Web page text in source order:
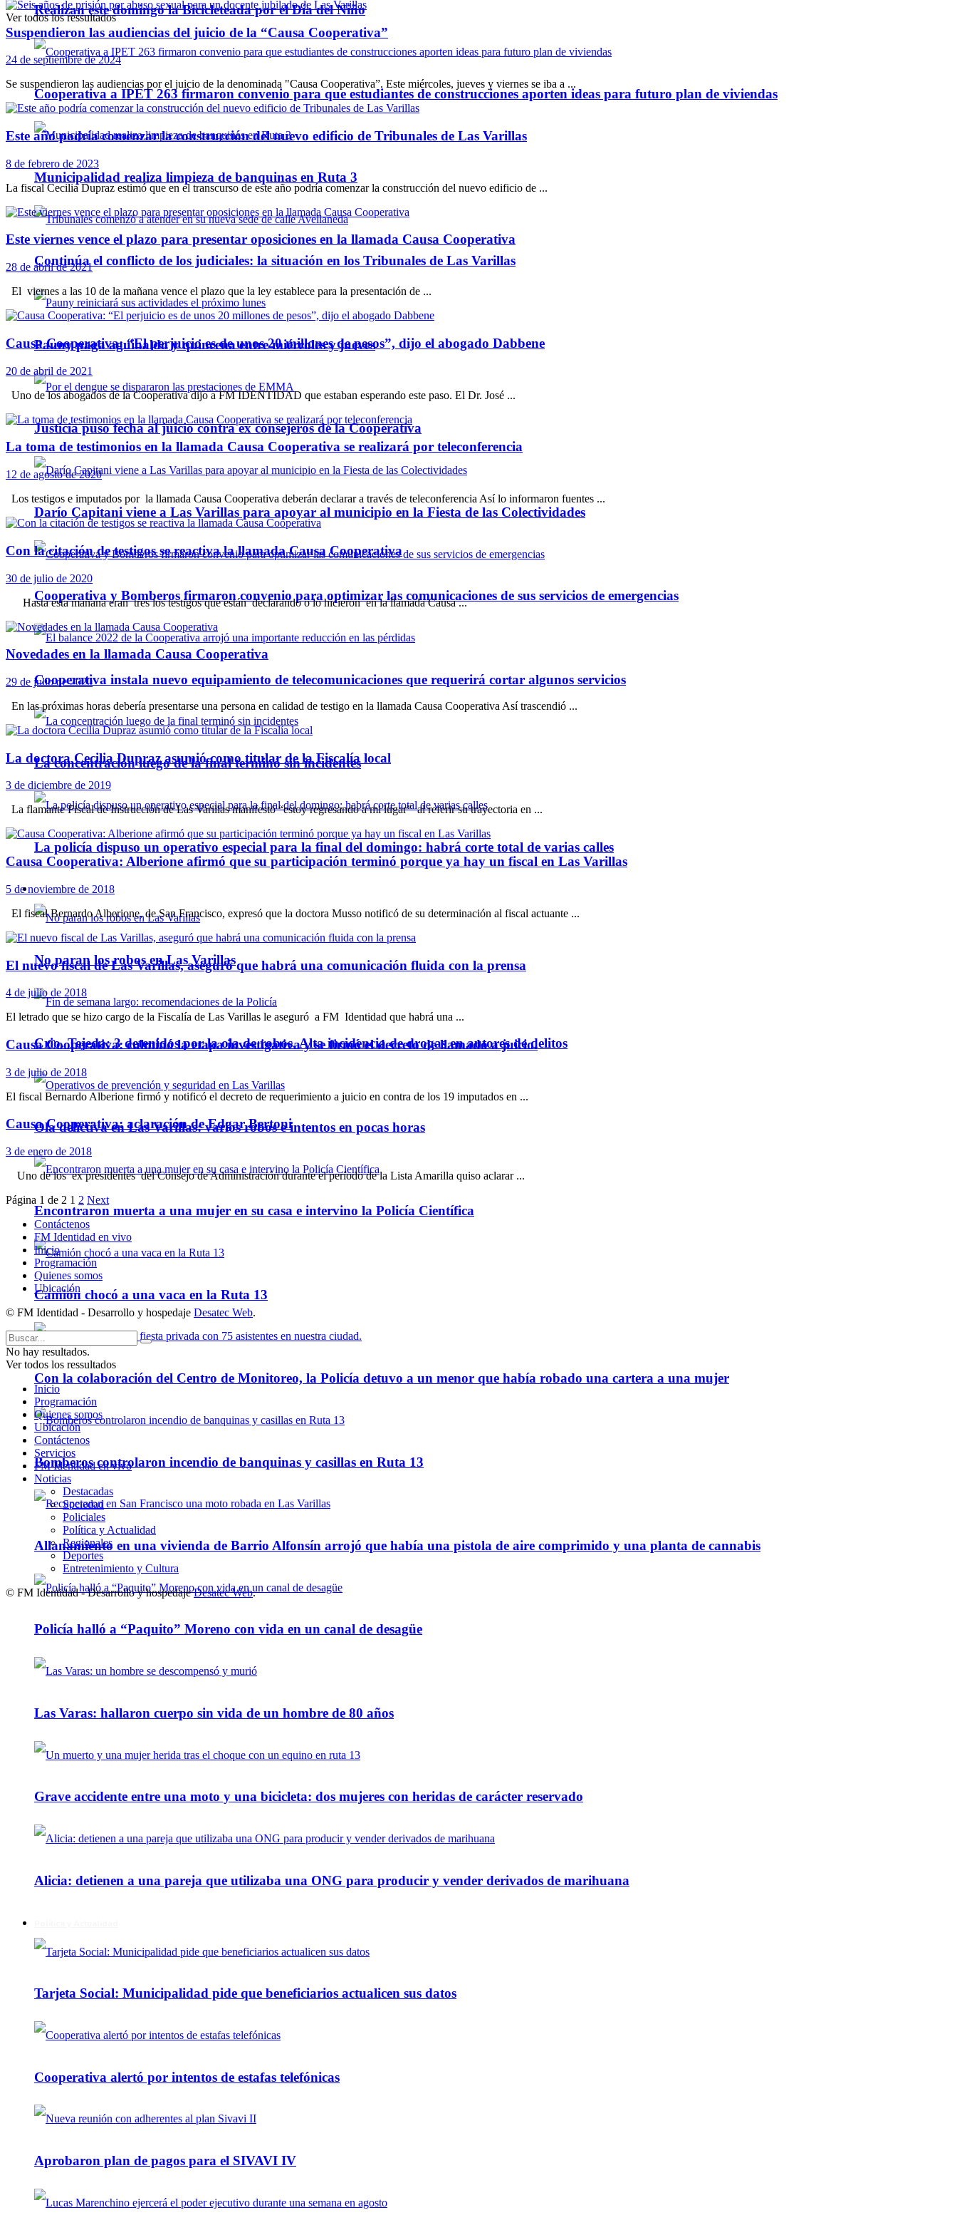
Realizan este domingo la Bicicleteada por el Día del Niño
Cooperativa a IPET 263 firmaron convenio para que estudiantes de construcciones aporten ideas para futuro plan de viviendas
Municipalidad realiza limpieza de banquinas en Ruta 3
Continúa el conflicto de los judiciales: la situación en los Tribunales de Las Varillas
Pauny paga aguinaldo y quincena entre miércoles y jueves
Justicia puso fecha al juicio contra ex consejeros de la Cooperativa
Darío Capitani viene a Las Varillas para apoyar al municipio en la Fiesta de las Colectividades
Cooperativa y Bomberos firmaron convenio para optimizar las comunicaciones de sus servicios de emergencias
Cooperativa instala nuevo equipamiento de telecomunicaciones que requerirá cortar algunos servicios
La concentración luego de la final terminó sin incidentes
La policía dispuso un operativo especial para la final del domingo: habrá corte total de varias calles
Policiales
No paran los robos en Las Varillas
Crio. Tejeda: 3 detenidos por la ola de robos. Alta incidencia de drogas en autores de delitos
Ola delictiva en Las Varillas: varios robos e intentos en pocas horas
Encontraron muerta a una mujer en su casa e intervino la Policía Científica
Camión chocó a una vaca en la Ruta 13
Con la colaboración del Centro de Monitoreo, la Policía detuvo a un menor que había robado una cartera a una mujer
Bomberos controlaron incendio de banquinas y casillas en Ruta 13
Allanamiento en una vivienda de Barrio Alfonsín arrojó que había una pistola de aire comprimido y una planta de cannabis
Policía halló a “Paquito” Moreno con vida en un canal de desagüe
Las Varas: hallaron cuerpo sin vida de un hombre de 80 años
Grave accidente entre una moto y una bicicleta: dos mujeres con heridas de carácter reservado
Alicia: detienen a una pareja que utilizaba una ONG para producir y vender derivados de marihuana
Tarjeta Social: Municipalidad pide que beneficiarios actualicen sus datos
Cooperativa alertó por intentos de estafas telefónicas
Aprobaron plan de pagos para el SIVAVI IV
Ver todos los ressultados
Suspendieron las audiencias del juicio de la “Causa Cooperativa”
24 de septiembre de 2024
Se suspendieron las audiencias por el juicio de la denominada "Causa Cooperativa”. Este miércoles, jueves y viernes se iba a ...
Este año podría comenzar la construcción del nuevo edificio de Tribunales de Las Varillas
8 de febrero de 2023
La fiscal Cecilia Dupraz estimó que en el transcurso de este año podría comenzar la construcción del nuevo edificio de ...
Este viernes vence el plazo para presentar oposiciones en la llamada Causa Cooperativa
28 de abril de 2021
El viernes a las 10 de la mañana vence el plazo que la ley establece para la presentación de ...
Causa Cooperativa: “El perjuicio es de unos 20 millones de pesos”, dijo el abogado Dabbene
20 de abril de 2021
Uno de los abogados de la Cooperativa dijo a FM IDENTIDAD que estaban esperando este paso. El Dr. José ...
La toma de testimonios en la llamada Causa Cooperativa se realizará por teleconferencia
12 de agosto de 2020
Los testigos e imputados por la llamada Causa Cooperativa deberán declarar a través de teleconferencia Así lo informaron fuentes ...
Con la citación de testigos se reactiva la llamada Causa Cooperativa
30 de julio de 2020
Hasta esta mañana eran tres los testigos que están declarando o lo hicieron en la llamada Causa ...
Novedades en la llamada Causa Cooperativa
29 de julio de 2020
En las próximas horas debería presentarse una persona en calidad de testigo en la llamada Causa Cooperativa Así trascendió ...
La doctora Cecilia Dupraz asumió como titular de la Fiscalía local
3 de diciembre de 2019
La flamante Fiscal de Instrucción de Las Varillas manifestó “estoy regresando a mi lugar” al referir su trayectoria en ...
Causa Cooperativa: Alberione afirmó que su participación terminó porque ya hay un fiscal en Las Varillas
5 de noviembre de 2018
El fiscal Bernardo Alberione, de San Francisco, expresó que la doctora Musso notificó de su determinación al fiscal actuante ...
El nuevo fiscal de Las Varillas, aseguró que habrá una comunicación fluida con la prensa
4 de julio de 2018
El letrado que se hizo cargo de la Fiscalía de Las Varillas le aseguró a FM Identidad que habrá una ...
Causa Cooperativa: culminó la etapa investigativa y se firmó el decreto de llamado a juicio.
3 de julio de 2018
El fiscal Bernardo Alberione firmó y notificó el decreto de requerimiento a juicio en contra de los 19 imputados en ...
Causa Cooperativa: aclaración de Edgar Bertoni
3 de enero de 2018
Uno de los ex presidentes del Consejo de Administración durante el período de la Lista Amarilla quiso aclarar ...
Página 1 de 2 1 2 Next
Contáctenos
FM Identidad en vivo
Inicio
Programación
Quienes somos
Ubicación
© FM Identidad - Desarrollo y hospedaje Desatec Web.
No hay resultados.
Ver todos los ressultados
Inicio
Programación
Quienes somos
Ubicación
Contáctenos
Servicios
FM Identidad en vivo
Noticias
Destacadas
Sociedad
Policiales
Política y Actualidad
Regionales
Deportes
Entretenimiento y Cultura
© FM Identidad - Desarrollo y hospedajeDesatec Web.